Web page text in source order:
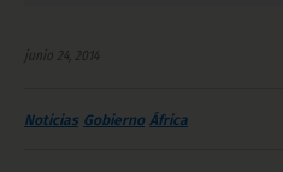
junio 24, 2014
Noticias Gobierno África